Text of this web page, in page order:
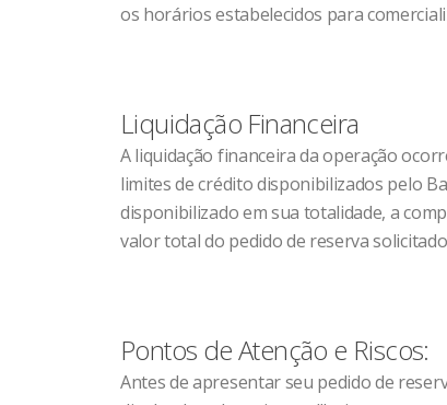
os horários estabelecidos para
Liquidação Financeira
A liquidação financeira da operação
limites de crédito disponibilizados pelo
disponibilizado em sua totalidade, a
valor total do pedido de reserva
Pontos de Atenção e Riscos:
Antes de apresentar seu pedido de